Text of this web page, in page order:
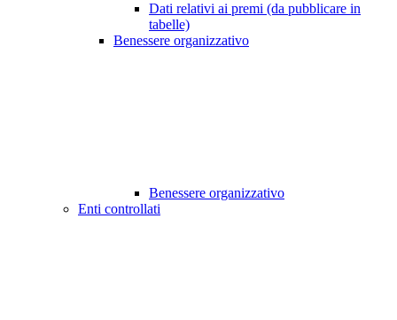
Dati relativi ai premi (da pubblicare in
tabelle)
Benessere organizzativo
Benessere organizzativo
Enti controllati